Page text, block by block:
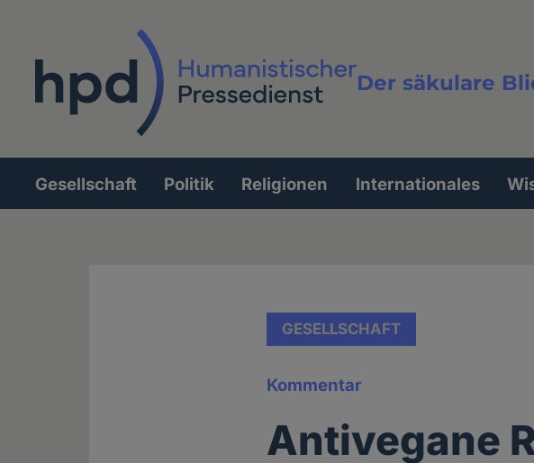
Der säkulare
Volltextsuche
Hauptnavigation
Gesellschaft Politik Religionen Internationales
GESELLSCHAFT
Kommentar
Antivegane